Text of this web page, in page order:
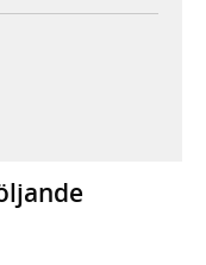
webbplats,
webbplats,